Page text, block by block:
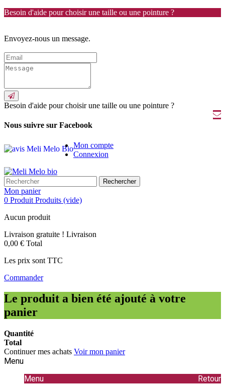
Besoin d'aide pour choisir une taille ou une pointure ?
Envoyez-nous un message.
Besoin d'aide pour choisir une taille ou une pointure ?
Nous suivre sur Facebook
Mon compte
Connexion
Rechercher
Mon panier
0 Produit Produits (vide)
Aucun produit
Livraison gratuite ! Livraison
0,00 € Total
Les prix sont TTC
Commander
Le produit a bien été ajouté à votre
panier
Quantité
Total
Continuer mes achats Voir mon panier
Menu
Menu
Retour